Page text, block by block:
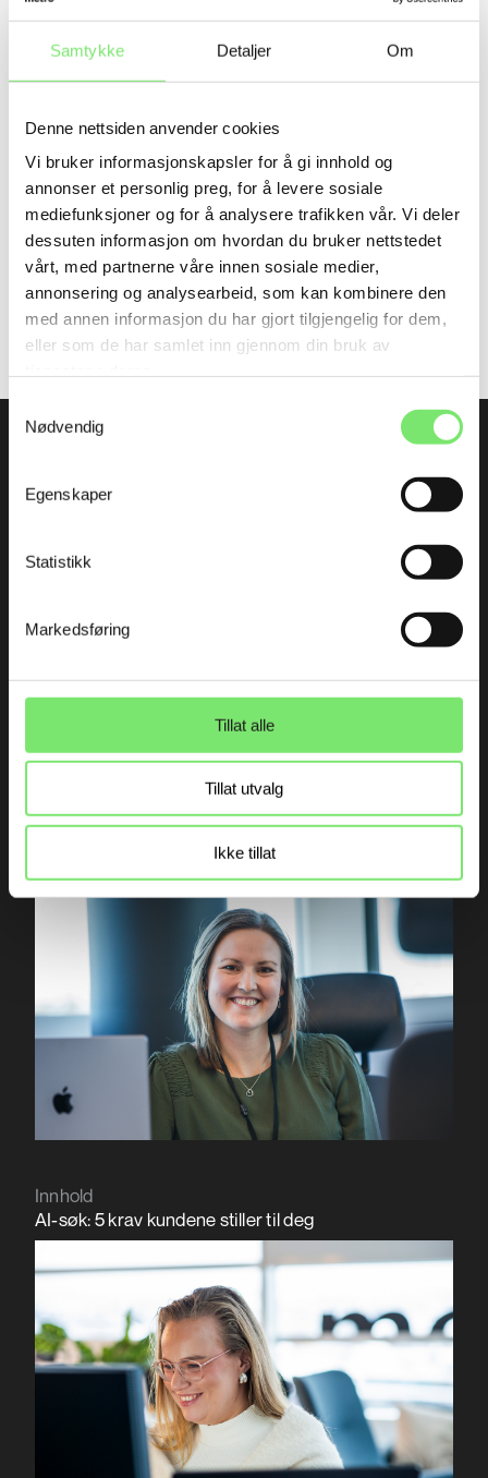
Samtykke Detaljer Om
Denne nettsiden anvender cookies
Vi bruker informasjonskapsler for å gi innhold og
annonser et personlig preg, for å levere sosiale
mediefunksjoner og for å analysere trafikken vår. Vi deler
dessuten informasjon om hvordan du bruker nettstedet
vårt, med partnerne våre innen sosiale medier,
annonsering og analysearbeid, som kan kombinere den
med annen informasjon du har gjort tilgjengelig for dem,
eller som de har samlet inn gjennom din bruk av
Samtykkevalg
Nødvendig
Egenskaper
Statistikk
Markedsføring
Tillat alle
Tillat utvalg
Ikke tillat
Jotun
LADY – en premium malingopplevelse
Siste nytt
Fagprat
Nå flytter annonseringen inn i AI-samtaler
Innhold
AI-søk: 5 krav kundene stiller til deg